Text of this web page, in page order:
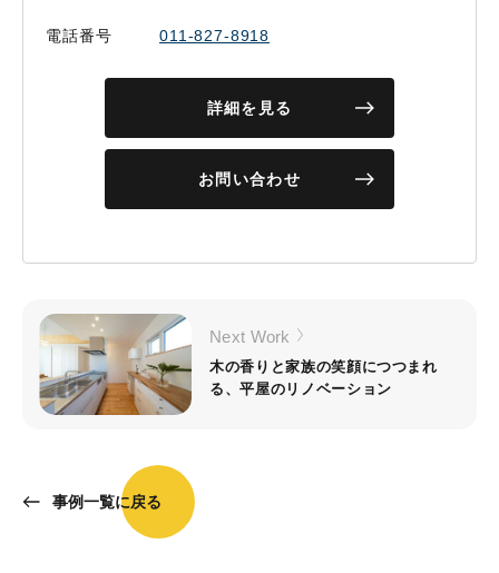
電話番号 011-827-8918
詳細を見る
お問い合わせ
事例一覧に戻る
Next Work
木の香りと家族の笑顔につつまれ
る、平屋のリノベーション